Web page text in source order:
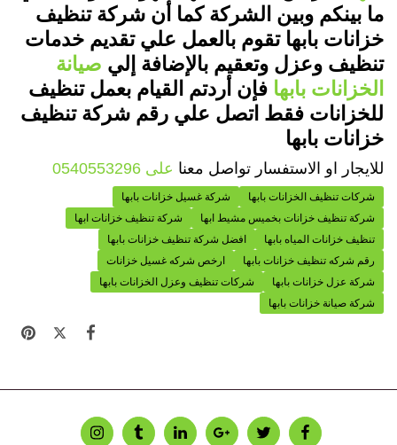
ما بينكم وبين الشركة كما أن شركة تنظيف
خزانات بابها تقوم بالعمل علي تقديم خدمات
تنظيف وعزل وتعقيم بالإضافة إلي صيانة
الخزانات بابها فإن أردتم القيام بعمل تنظيف
للخزانات فقط اتصل علي رقم شركة تنظيف
خزانات بابها
للايجار او الاستفسار تواصل معنا على 0540553296
شركات تنظيف الخزانات بابها
شركة غسيل خزانات بابها
شركة تنظيف خزانات بخميس مشيط ابها
شركة تنظيف خزانات ابها
تنظيف خزانات المياه بابها
افضل شركة تنظيف خزانات بابها
رقم شركه تنظيف خزانات بابها
ارخص شركه غسيل خزانات
شركة عزل خزانات بابها
شركات تنظيف وعزل الخزانات بابها
شركة صيانة خزانات بابها